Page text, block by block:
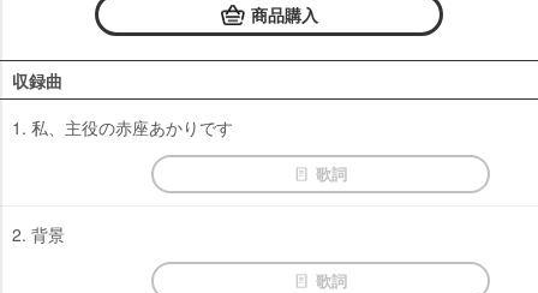
商品購入
収録曲
1. 私、主役の赤座あかりです
歌詞
2. 背景
歌詞